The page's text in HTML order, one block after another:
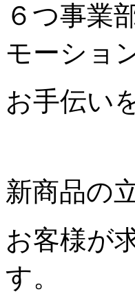
６つ事業
モーショ
お手伝い
新商品の
お客様が
す。